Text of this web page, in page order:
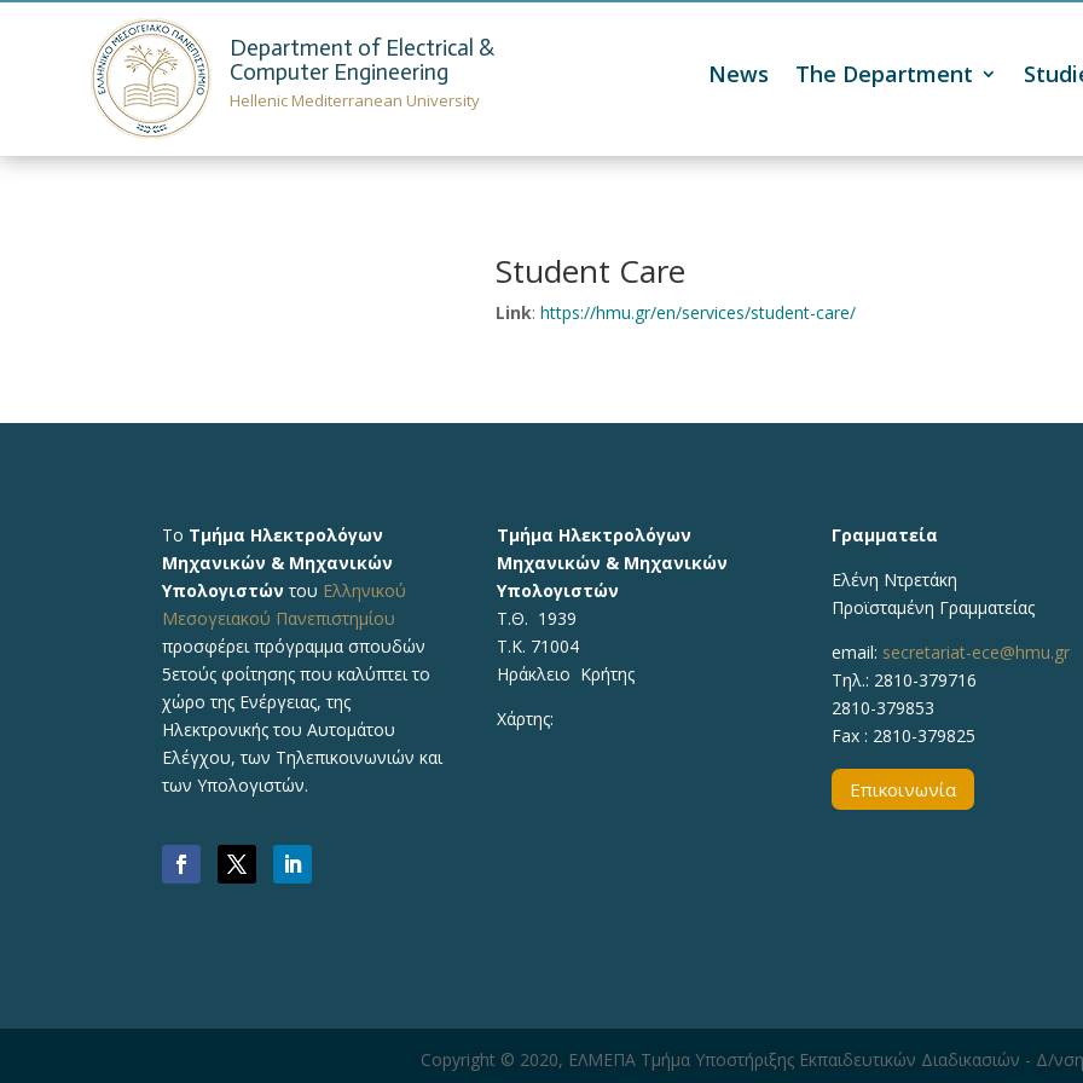
Department of Electrical &
Computer Engineering
Hellenic Mediterranean University
News The Department
Student Care
Link:https://hmu.gr/en/services/student-care/
Το Τμήμα Ηλεκτρολόγων
Μηχανικών & Μηχανικών
Υπολογιστώντου Ελληνικού
Μεσογειακού Πανεπιστημίου
προσφέρει πρόγραμμα σπουδών
5ετούς φοίτησης που καλύπτει το
χώρο της Ενέργειας, της
Ηλεκτρονικής του Αυτομάτου
Ελέγχου, των Τηλεπικοινωνιών και
των Υπολογιστών.
Τμήμα Ηλεκτρολόγων
Μηχανικών & Μηχανικών
Υπολογιστών
Τ.Θ. 1939
Τ.Κ. 71004
Ηράκλειο Κρήτης
Χάρτης:
Γραμματεία
Ελένη Ντρετάκη
Προϊσταμένη Γραμματείας
email: secretariat-ece@hmu.gr
Τηλ.: 2810-379716
2810-379853
Fax : 2810-379825
Επικοινωνία
Copyright © 2020, ΕΛΜΕΠΑ Τμήμα Υποστήριξης Εκπαιδευτικών Διαδικασιών - Δ/